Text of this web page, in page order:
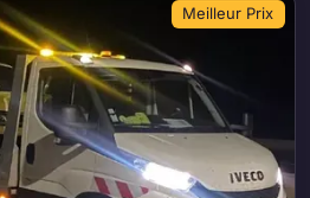
Meilleur Prix